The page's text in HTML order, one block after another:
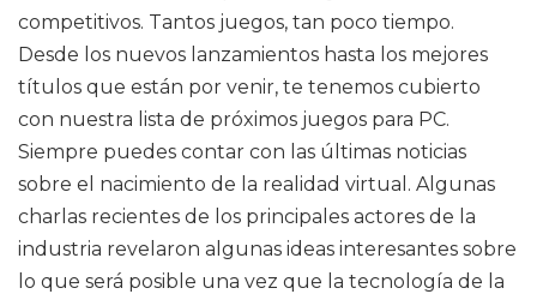
competitivos. Tantos juegos, tan poco tiempo.
Desde los nuevos lanzamientos hasta los mejores
títulos que están por venir, te tenemos cubierto
con nuestra lista de próximos juegos para PC.
Siempre puedes contar con las últimas noticias
sobre el nacimiento de la realidad virtual. Algunas
charlas recientes de los principales actores de la
industria revelaron algunas ideas interesantes sobre
lo que será posible una vez que la tecnología de la